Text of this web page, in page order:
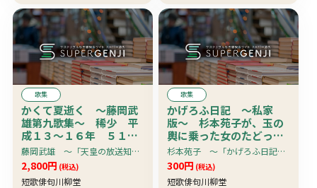
歌集
かくて夏逝く 〜藤岡武
雄第九歌集〜 稀少 平
成１３〜１６年 ５１２
首 〜回天特攻隊基地で
の青春時代を回顧しての
歌群あり
藤岡武雄 〜「天皇の放送知らずその時間友らの死骸を焼きて居たりき」・・・
2,800円 (税込)
短歌俳句川柳堂
歌集
かげろふ日記 〜私家
版〜 杉本苑子が、玉の
輿に乗った女のたどった
運命を興味深く、楽しく
再現する
杉本苑子 〜「かげろふ日記」は、いわば私小説なので、フィクションにはない「真実の重み」が全篇にみなぎっている
300円 (税込)
短歌俳句川柳堂